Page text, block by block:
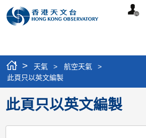
個
> 天氣 > 航空天氣
>
此頁只以英文編製
此頁只以英文編製